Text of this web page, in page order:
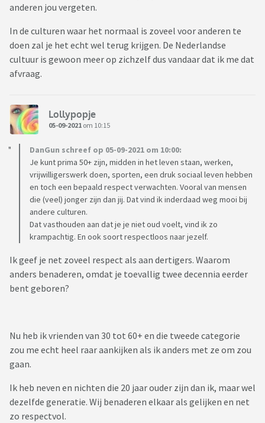
anderen jou vergeten.
In de culturen waar het normaal is zoveel voor anderen te
doen zal je het echt wel terug krijgen. De Nederlandse
cultuur is gewoon meer op zichzelf dus vandaar dat ik me dat
afvraag.
Lollypopje
05-09-2021 om 10:15
DanGun schreef op 05-09-2021 om 10:00:
Je kunt prima 50+ zijn, midden in het leven staan, werken,
vrijwilligerswerk doen, sporten, een druk sociaal leven hebben
en toch een bepaald respect verwachten. Vooral van mensen
die (veel) jonger zijn dan jij. Dat vind ik inderdaad weg mooi bij
andere culturen.
Dat vasthouden aan dat je je niet oud voelt, vind ik zo
krampachtig. En ook soort respectloos naar jezelf.
Ik geef je net zoveel respect als aan dertigers. Waarom
anders benaderen, omdat je toevallig twee decennia eerder
bent geboren?
Nu heb ik vrienden van 30 tot 60+ en die tweede categorie
zou me echt heel raar aankijken als ik anders met ze om zou
gaan.
Ik heb neven en nichten die 20 jaar ouder zijn dan ik, maar wel
dezelfde generatie. Wij benaderen elkaar als gelijken en net
zo respectvol.